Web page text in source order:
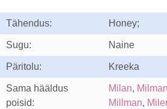
Tähendus: Honey;
Sugu: Naine
Päritolu: Kreeka
Sama hääldus
poisid:
Milan, Milman
Millman,